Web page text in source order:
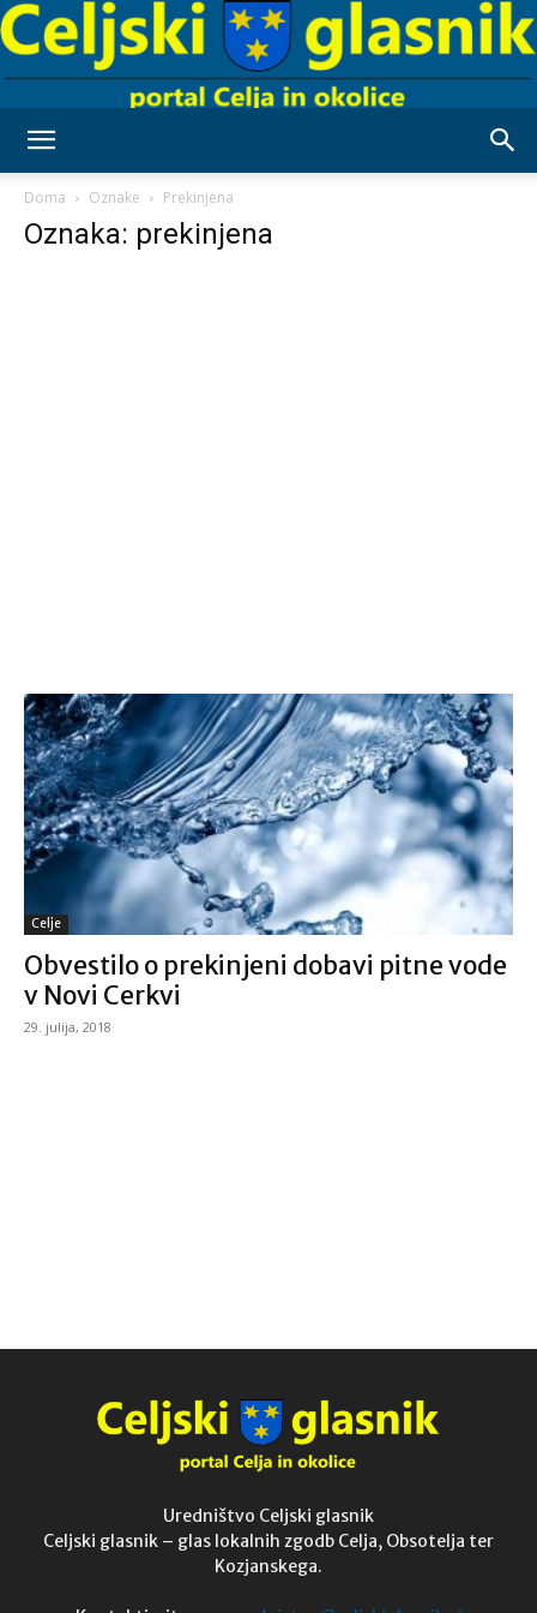
Doma Oznake Prekinjena
Oznaka: prekinjena
Celje
Obvestilo o prekinjeni dobavi pitne vode
v Novi Cerkvi
29. julija, 2018
Uredništvo Celjski glasnik
Celjski glasnik – glas lokalnih zgodb Celja, Obsotelja ter
Kozjanskega.